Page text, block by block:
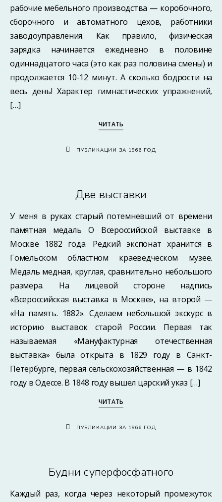
рабочие мебельного производства — коробочного,
сборочного и автоматного цехов, работники
заводоуправления. Как правило, физическая
зарядка начинается ежедневно в половине
одиннадцатого часа (это как раз половина смены) и
продолжается 10-12 минут. А сколько бодрости на
весь день! Характер гимнастических упражнений,
[…]
ЧИТАТЬ
ПУБЛИКАЦИИ ЗА 1966 ГОД
Две выставки
У меня в руках старый потемневший от времени
памятная медаль О Всероссийской выставке в
Москве 1882 года. Редкий экспонат хранится в
Гомельском областном краеведческом музее.
Медаль медная, круглая, сравнительно небольшого
размера. На лицевой стороне надпись
«Всероссийская выставка в Москве», на второй —
«На память. 1882». Сделаем небольшой экскурс в
историю выставок старой России. Первая так
называемая «Мануфактурная отечественная
выставка» была открыта в 1829 году в Санкт-
Петербурге, первая сельскохозяйственная — в 1842
году в Одессе. В 1848 году вышел царский указ […]
ЧИТАТЬ
ПУБЛИКАЦИИ ЗА 1966 ГОД
Будни суперфосфатного
Каждый раз, когда через некоторый промежуток